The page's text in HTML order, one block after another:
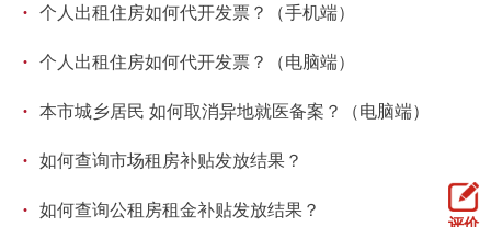
· 个人出租住房如何代开发票？（手机端）
· 个人出租住房如何代开发票？（电脑端）
· 本市城乡居民 如何取消异地就医备案？（电脑端）
· 如何查询市场租房补贴发放结果？
· 如何查询公租房租金补贴发放结果？